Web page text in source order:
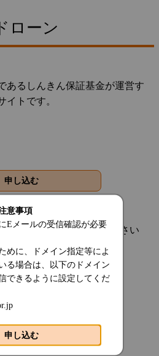
ローン
あるしんきん保証基金が運営す
イトです。
合は、画面を閉じてください
意事項
Eメールの受信確認が必要
めに、ドメイン指定等によ
る場合は、以下のドメイン
できるように設定してくだ
申し込む